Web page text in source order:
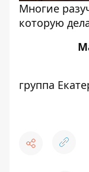
Многие
которую
группа